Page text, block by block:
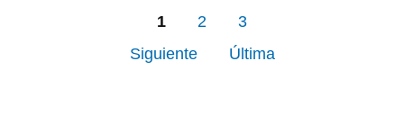
1 2
3
Siguiente
Última